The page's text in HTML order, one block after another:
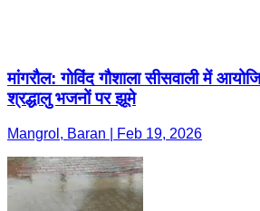
मांगरौल: गोविंद गौशाला सीसवाली में
श्रद्धालु भजनों पर झूमे
Mangrol, Baran | Feb 19, 2026